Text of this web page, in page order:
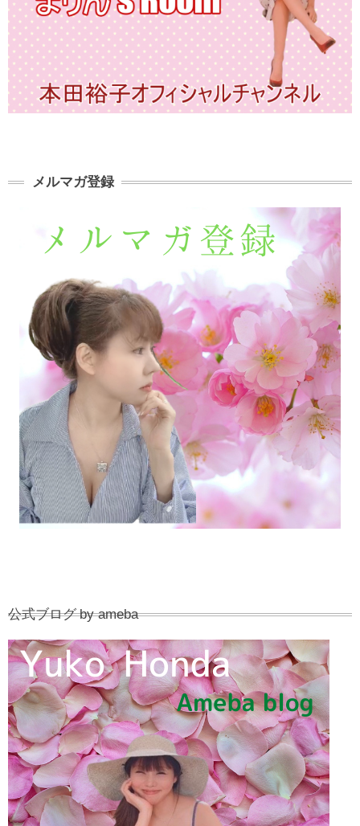
メルマガ登録
公式ブログ by ameba